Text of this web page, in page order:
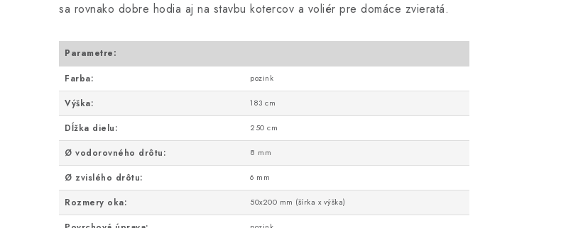
sa rovnako dobre hodia aj na stavbu kotercov a voliér pre domáce zvieratá.
Parametre:
Farba:
pozink
Výška: 183 cm
Dĺžka dielu: 250 cm
Ø vodorovného drôtu: 8 mm
Ø zvislého drôtu: 6 mm
Rozmery oka: 50x200 mm (šírka x výška)